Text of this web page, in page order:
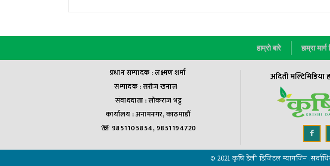
हाम्राे बारे हाम्रा
प्रधान सम्पादक : लक्ष्मण शर्मा
सम्पादक : सराेज खनाल
संवाददाता : लाेकराज भट्ट
कार्यालय : अनामनगर, काठमाडौं
☏ 9851105854, 9851194720
अदिती मल्टिमिडिया
© 2021 कृषि डेली डिजिटल म्यागजिन